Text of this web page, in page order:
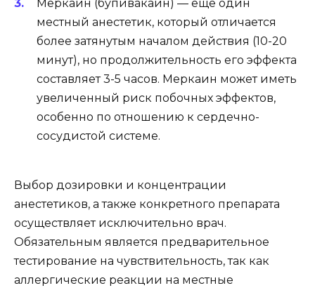
Меркаин (бупивакаин) — еще один
местный анестетик, который отличается
более затянутым началом действия (10-20
минут), но продолжительность его эффекта
составляет 3-5 часов. Меркаин может иметь
увеличенный риск побочных эффектов,
особенно по отношению к сердечно-
сосудистой системе.
Выбор дозировки и концентрации
анестетиков, а также конкретного препарата
осуществляет исключительно врач.
Обязательным является предварительное
тестирование на чувствительность, так как
аллергические реакции на местные